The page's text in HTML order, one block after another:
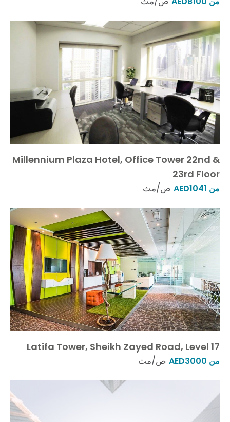
Millennium Plaza Hotel, Office Tower 22nd &
23rd Floor
من AED1041 ص/مث
Latifa Tower, Sheikh Zayed Road, Level 17
من AED3000 ص/مث